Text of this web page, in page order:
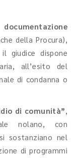
della Procura),
giudice dispone
all’esito del
di condanna o
di comunità”,
nolano, con
sostanziano nel
di programmi